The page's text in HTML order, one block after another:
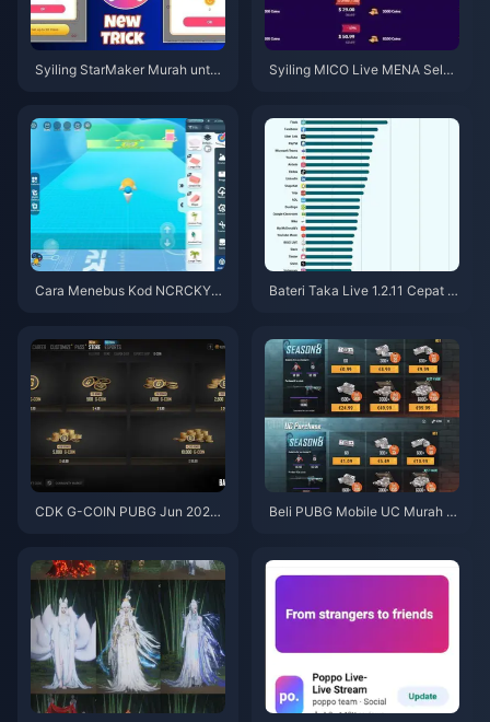
Syiling StarMaker Murah untuk
Syiling MICO Live MENA Selep
Cara Menebus Kod NCRCKYT
Bateri Taka Live 1.2.11 Cepat H
asinya
CDK G-COIN PUBG Jun 2026:
Beli PUBG Mobile UC Murah u
aik & Tambah Nilai Selamat